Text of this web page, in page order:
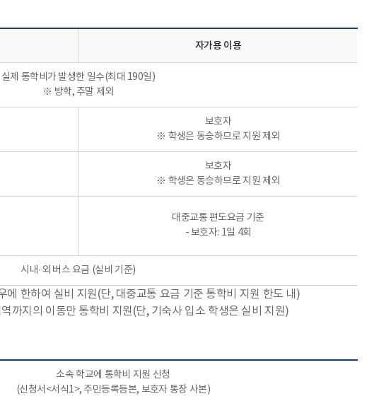
자가용 이용
실제 통학비가 발생한 일수(최대 190일)
※ 방학, 주말 제외
보호자
※ 학생은 동승하므로 지원 제외
보호자
※ 학생은 동승하므로 지원 제외
대중교통 편도요금 기준
- 보호자: 1일 4회
시내·외 버스 요금 (실비 기준)
한하여 실비 지원(단, 대중교통 요금 기준 통학비 지원 한도 내)
까지의 이동만 통학비 지원(단, 기숙사 입소 학생은 실비 지원)
소속 학교에 통학비 지원 신청
(신청서<서식1>, 주민등록등본, 보호자 통장 사본)